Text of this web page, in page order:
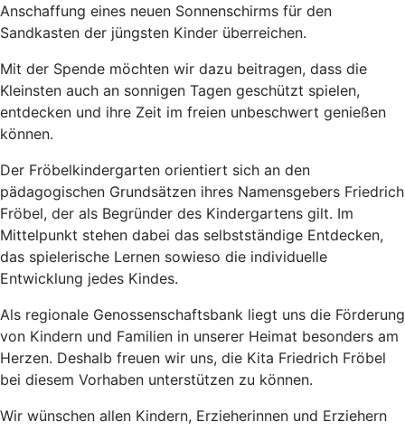
Anschaffung eines neuen Sonnenschirms für den
Sandkasten der jüngsten Kinder überreichen.
Mit der Spende möchten wir dazu beitragen, dass die
Kleinsten auch an sonnigen Tagen geschützt spielen,
entdecken und ihre Zeit im freien unbeschwert genießen
können.
Der Fröbelkindergarten orientiert sich an den
pädagogischen Grundsätzen ihres Namensgebers Friedrich
Fröbel, der als Begründer des Kindergartens gilt. Im
Mittelpunkt stehen dabei das selbstständige Entdecken,
das spielerische Lernen sowieso die individuelle
Entwicklung jedes Kindes.
Als regionale Genossenschaftsbank liegt uns die Förderung
von Kindern und Familien in unserer Heimat besonders am
Herzen. Deshalb freuen wir uns, die Kita Friedrich Fröbel
bei diesem Vorhaben unterstützen zu können.
Wir wünschen allen Kindern, Erzieherinnen und Erziehern